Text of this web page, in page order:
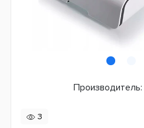
Производитель:
3